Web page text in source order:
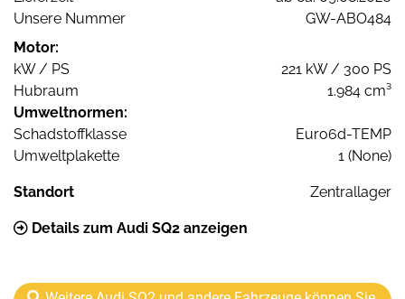
Unsere Nummer
GW-ABO484
Motor:
kW / PS
221 kW / 300 PS
Hubraum
1.984 cm³
Umweltnormen:
Schadstoffklasse
Euro6d-TEMP
Umweltplakette
1 (None)
Standort Zentrallager
Details zum Audi SQ2 anzeigen